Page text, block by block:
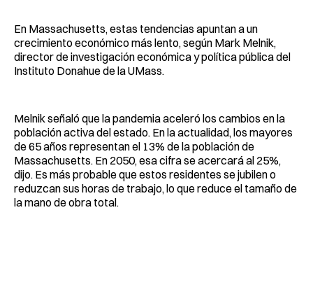
En Massachusetts, estas tendencias apuntan a un
crecimiento económico más lento, según Mark Melnik,
director de investigación económica y política pública del
Instituto Donahue de la UMass.
Melnik señaló que la pandemia aceleró los cambios en la
población activa del estado. En la actualidad, los mayores
de 65 años representan el 13% de la población de
Massachusetts. En 2050, esa cifra se acercará al 25%,
dijo. Es más probable que estos residentes se jubilen o
reduzcan sus horas de trabajo, lo que reduce el tamaño de
la mano de obra total.